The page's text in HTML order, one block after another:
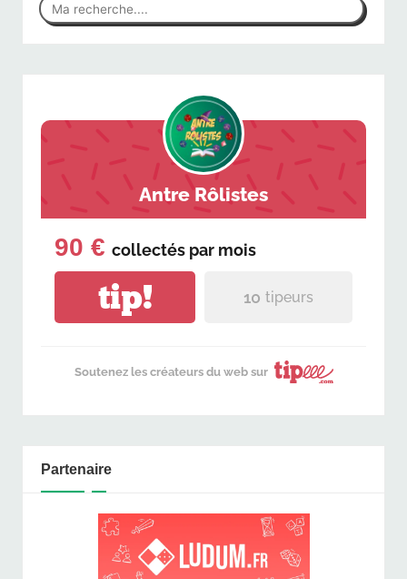
Antre Rôlistes
90 € collectés par mois
tip! 10 tipeurs
Soutenez les créateurs du web sur
Partenaire